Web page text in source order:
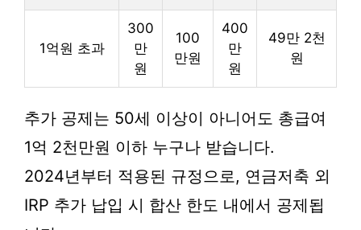
1억원 초과
300
만
원
100
만원
400
만
원
49만 2천
원
추가 공제는 50세 이상이 아니어도 총급여
1억 2천만원 이하 누구나 받습니다.
2024년부터 적용된 규정으로, 연금저축 외
IRP 추가 납입 시 합산 한도 내에서 공제됩